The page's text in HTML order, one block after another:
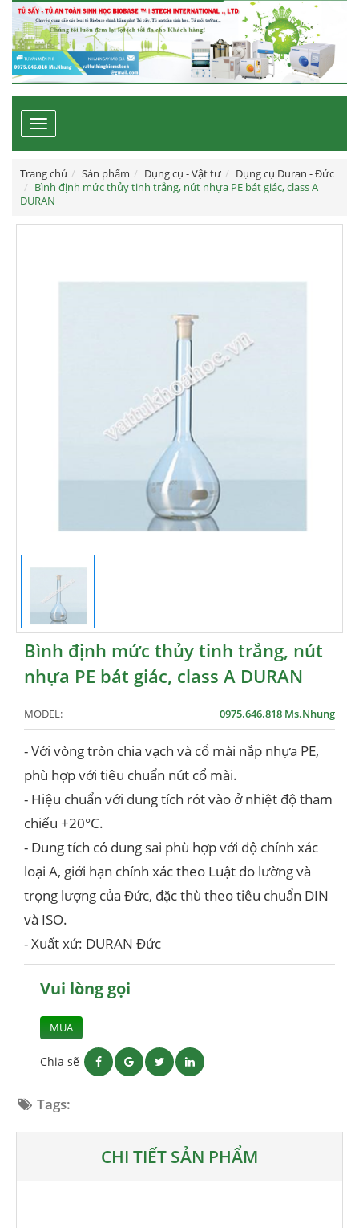
Toggle
navigation
Trang chủ Sản phẩm Dụng cụ - Vật tư
Dụng cụ Duran - Đức
Bình định mức thủy tinh trắng, nút nhựa PE bát giác, class A
DURAN
Bình định mức thủy tinh trắng, nút
nhựa PE bát giác, class A DURAN
MODEL: 0975.646.818 Ms.Nhung
- Với vòng tròn chia vạch và cổ mài nắp nhựa PE,
phù hợp với tiêu chuẩn nút cổ mài.
- Hiệu chuẩn với dung tích rót vào ở nhiệt độ tham
chiếu +20°C.
- Dung tích có dung sai phù hợp với độ chính xác
loại A, giới hạn chính xác theo Luật đo lường và
trọng lượng của Đức, đặc thù theo tiêu chuẩn DIN
và ISO.
- Xuất xứ: DURAN Đức
Vui lòng gọi
MUA
Chia sẽ
Tags:
CHI TIẾT SẢN PHẨM